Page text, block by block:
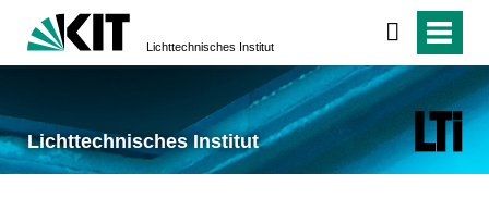
Lichttechnisches Institut
Lichttechnisches Institut